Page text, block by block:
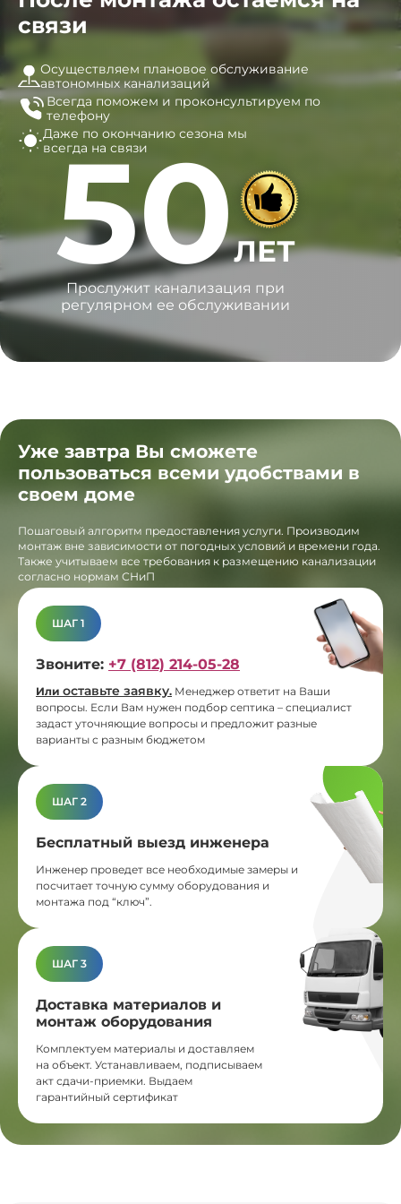
связи
Осуществляем плановое обслуживание
автономных канализаций
Всегда поможем и проконсультируем по
телефону
Даже по окончанию сезона мы
всегда на связи
50ЛЕТ
Прослужит канализация при
регулярном ее обслуживании
Уже завтра Вы сможете
пользоваться всеми удобствами в
своем доме
Пошаговый алгоритм предоставления услуги. Производим
монтаж вне зависимости от погодных условий и времени года.
Также учитываем все требования к размещению канализации
согласно нормам СНиП
ШАГ 1
Звоните: +7 (812) 214-05-28
Или оставьте заявку. Менеджер ответит на Ваши
вопросы. Если Вам нужен подбор септика – специалист
задаст уточняющие вопросы и предложит разные
варианты с разным бюджетом
ШАГ 2
Бесплатный выезд инженера
Инженер проведет все необходимые замеры и
посчитает точную сумму оборудования и
монтажа под “ключ”.
ШАГ 3
Доставка материалов и
монтаж оборудования
Комплектуем материалы и доставляем
на объект. Устанавливаем, подписываем
акт сдачи-приемки. Выдаем
гарантийный сертификат